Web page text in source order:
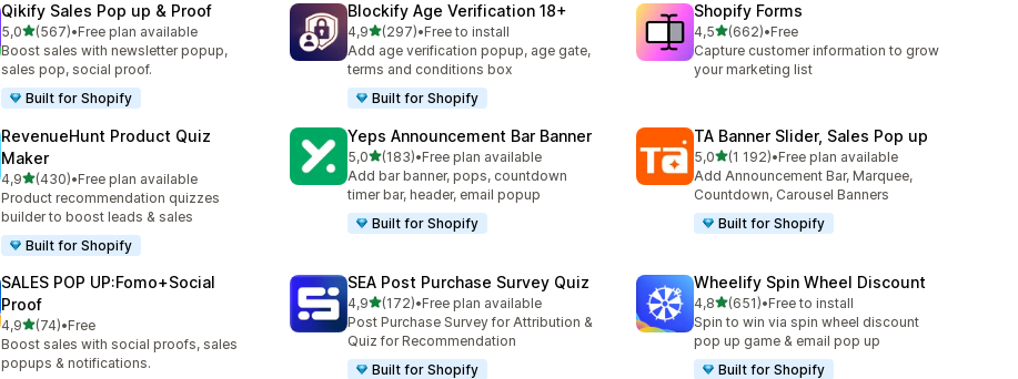
Qikify Sales Pop up & Proof
5,0z 5 hvězd
(567)
Celkový počet recenzí: 567
•Free plan available
Boost sales with newsletter popup,
sales pop, social proof.
Built for Shopify
Blockify Age Verification 18+
4,9z 5 hvězd
(297)
Celkový počet recenzí: 297
•Free to install
Add age verification popup, age gate,
terms and conditions box
Built for Shopify
Shopify Forms
4,5z 5 hvězd
(662)
Celkový počet recenzí: 662
•Free
Capture customer information to grow
your marketing list
RevenueHunt Product Quiz
Maker
4,9z 5 hvězd
(430)
Celkový počet recenzí: 430
•Free plan available
Product recommendation quizzes
builder to boost leads & sales
Built for Shopify
Yeps Announcement Bar Banner
5,0z 5 hvězd
(183)
Celkový počet recenzí: 183
•Free plan available
Add bar banner, pops, countdown
timer bar, header, email popup
Built for Shopify
TA Banner Slider, Sales Pop up
5,0z 5 hvězd
(1 192)
Celkový počet recenzí: 1192
•Free plan available
Add Announcement Bar, Marquee,
Countdown, Carousel Banners
Built for Shopify
SALES POP UP:Fomo+Social
Proof
4,9z 5 hvězd
(74)
Celkový počet recenzí: 74
•Free
Boost sales with social proofs, sales
popups & notifications.
SEA Post Purchase Survey Quiz
4,9z 5 hvězd
(172)
Celkový počet recenzí: 172
•Free plan available
Post Purchase Survey for Attribution &
Quiz for Recommendation
Built for Shopify
Wheelify Spin Wheel Discount
4,8z 5 hvězd
(651)
Celkový počet recenzí: 651
•Free to install
Spin to win via spin wheel discount
pop up game & email pop up
Built for Shopify